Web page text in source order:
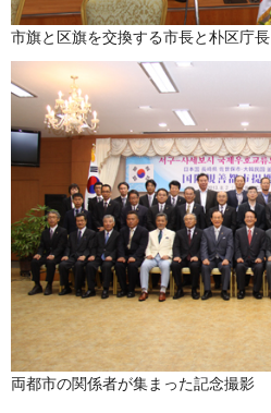
市旗と区旗を交換する市長と朴区庁長
両都市の関係者が集まった記念撮影